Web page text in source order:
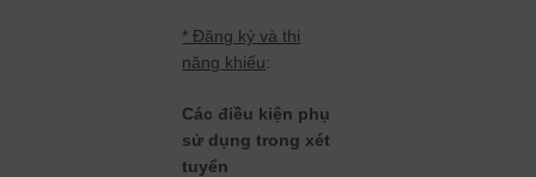
* Đăng ký và thi
năng khiếu:
Các điều kiện phụ
sử dụng trong xét
tuyển